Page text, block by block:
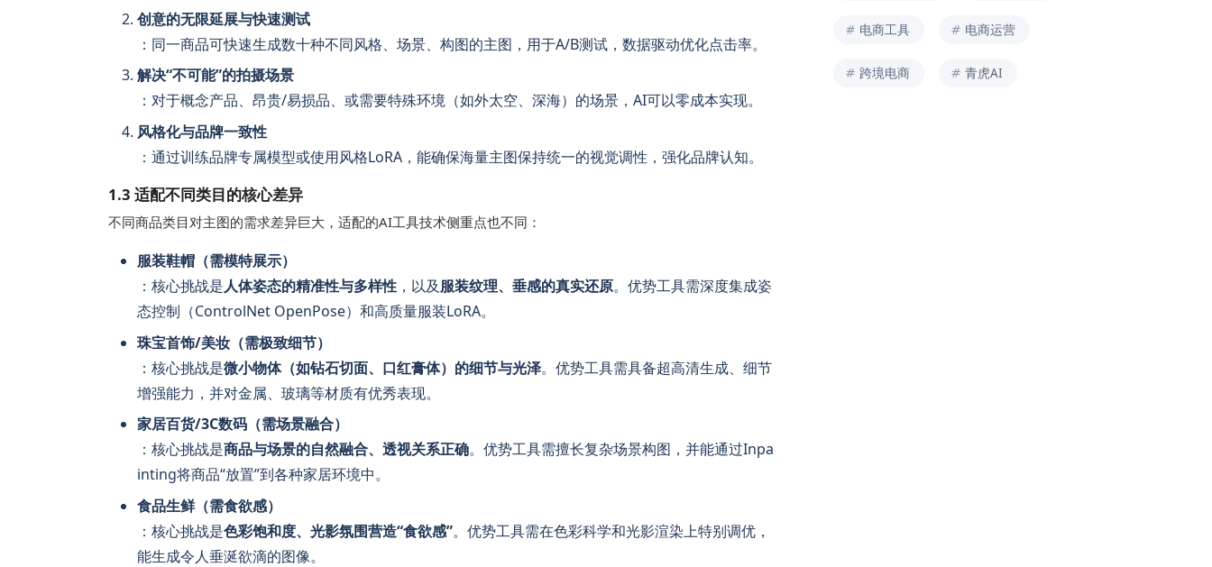
创意的无限延展与快速测试
：同一商品可快速生成数十种不同风格、场景、构图的主图，用于A/B测试，数据驱动优化点击率。
解决“不可能”的拍摄场景
：对于概念产品、昂贵/易损品、或需要特殊环境（如外太空、深海）的场景，AI可以零成本实现。
风格化与品牌一致性
：通过训练品牌专属模型或使用风格LoRA，能确保海量主图保持统一的视觉调性，强化品牌认知。
1.3 适配不同类目的核心差异
不同商品类目对主图的需求差异巨大，适配的AI工具技术侧重点也不同：
服装鞋帽（需模特展示）
：核心挑战是人体姿态的精准性与多样性 ，以及服装纹理、垂感的真实还原。优势工具需深度集成姿
态控制（ControlNet OpenPose）和高质量服装LoRA。
珠宝首饰/美妆（需极致细节）
：核心挑战是微小物体（如钻石切面、口红膏体）的细节与光泽。优势工具需具备超高清生成、细节
增强能力，并对金属、玻璃等材质有优秀表现。
家居百货/3C数码（需场景融合）
：核心挑战是商品与场景的自然融合、透视关系正确。优势工具需擅长复杂场景构图，并能通过Inpa
inting将商品“放置”到各种家居环境中。
食品生鲜（需食欲感）
：核心挑战是色彩饱和度、光影氛围营造“食欲感”。优势工具需在色彩科学和光影渲染上特别调优，
能生成令人垂涎欲滴的图像。
电商工具 电商运营
跨境电商 青虎AI